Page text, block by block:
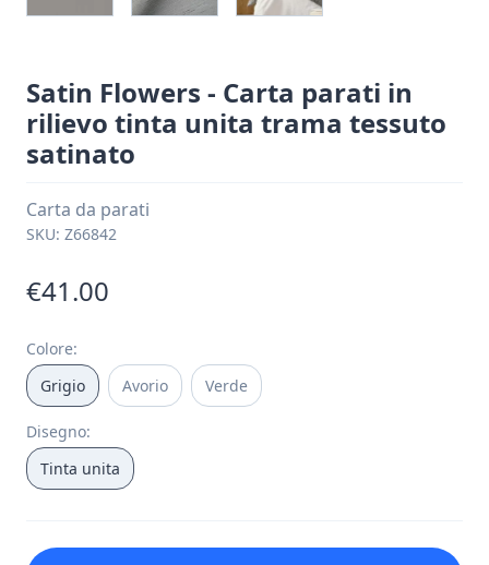
Satin Flowers - Carta parati in
rilievo tinta unita trama tessuto
satinato
Carta da parati
SKU: Z66842
€41.00
Colore:
Grigio
Avorio Verde
Disegno:
Tinta unita